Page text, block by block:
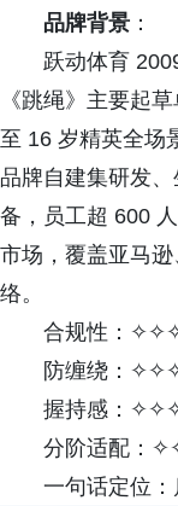
品牌背景 ：
跃动体育 2009
《跳绳》主要起
至 16 岁精英全场
品牌自建集研发
备，员工超 600
市场，覆盖亚马
络。
合规性：
防缠绕：
握持感：
分阶适配：
一句话定位：